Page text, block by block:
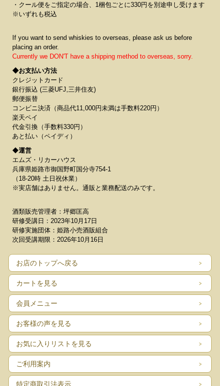
・クール便をご指定の場合、1梱包ごとに330円を別途申し受けます
※いずれも税込
If you want to send whiskies to overseas, please ask us before
placing an order.
Currently we DON'T have a shipping method to overseas, sorry.
◆お支払い方法
クレジットカード
銀行振込 (三菱UFJ,三井住友)
郵便振替
コンビニ決済（商品代11,000円未満は手数料220円）
楽天ペイ
代金引換（手数料330円）
あと払い（ペイディ）
◆運営
エムズ・リカーハウス
兵庫県姫路市御国野町国分寺754-1
（18-20時 土日祝休業）
※実店舗はありません。通販と業務配送のみです。
酒類販売管理者：坪郷匡高
研修受講日：2023年10月17日
研修実施団体：姫路小売酒販組合
次回受講期限：2026年10月16日
お店のトップへ戻る
カートを見る
会員メニュー
お客様の声を見る
お気に入りリストを見る
ご利用案内
特定商取引法表示